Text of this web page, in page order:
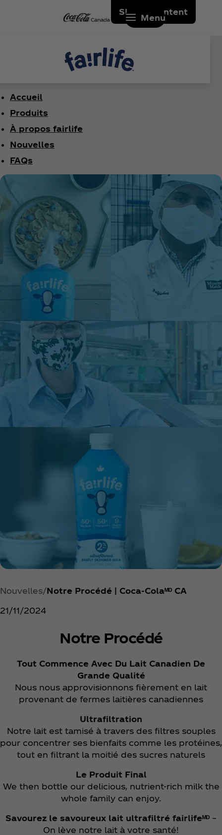
Skip to content
Menu
Accueil
Produits
À propos fairlife
Nouvelles
FAQs
Nouvelles Notre Procédé | Coca‑Colaᴹᴰ CA
21/11/2024
Notre Procédé
Tout Commence Avec Du Lait Canadien De
Grande Qualité
Nous nous approvisionnons fièrement en lait
provenant de fermes laitières canadiennes
Ultrafiltration
Notre lait est tamisé à travers des filtres souples
pour concentrer ses bienfaits comme les protéines,
tout en filtrant la moitié des sucres naturels
Le Produit Final
We then bottle our delicious, nutrient-rich milk the
whole family can enjoy.
Savourez le savoureux lait ultrafiltré fairlifeᴹᴰ –
On lève notre lait à votre santé!